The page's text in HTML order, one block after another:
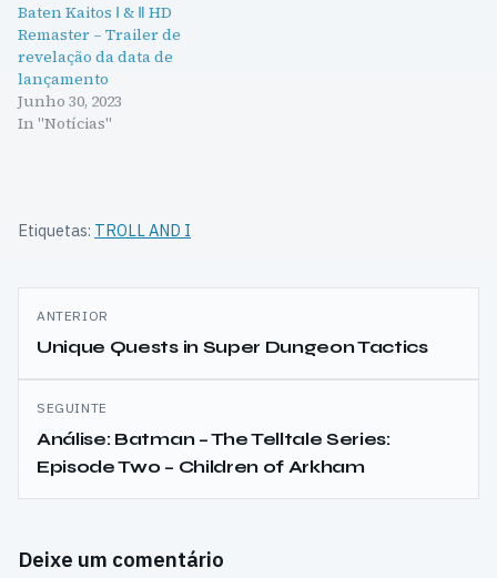
Baten Kaitos Ⅰ & Ⅱ HD
Remaster – Trailer de
revelação da data de
lançamento
Junho 30, 2023
In "Notícias"
Etiquetas: TROLL AND I
Navegação
de
artigos
ANTERIOR
Unique Quests in Super Dungeon Tactics
SEGUINTE
Análise: Batman – The Telltale Series:
Episode Two – Children of Arkham
Deixe um comentário